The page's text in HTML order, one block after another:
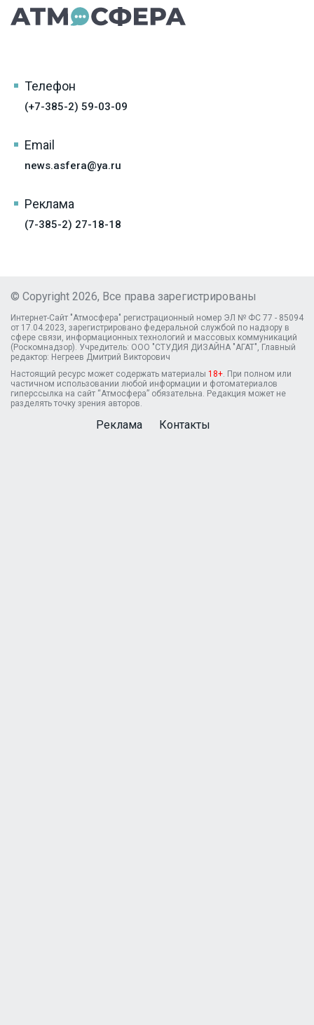
Телефон
(+7-385-2) 59-03-09
Email
news.asfera@ya.ru
Реклама
(7-385-2) 27-18-18
© Copyright 2026, Все права зарегистрированы
Интернет-Сайт "Атмосфера" регистрационный номер ЭЛ № ФС 77 - 85094
от 17.04.2023, зарегистрировано федеральной службой по надзору в
сфере связи, информационных технологий и массовых коммуникаций
(Роскомнадзор). Учредитель: ООО "СТУДИЯ ДИЗАЙНА "АГАТ", Главный
редактор: Негреев Дмитрий Викторович
Настоящий ресурс может содержать материалы 18+ . При полном или
частичном использовании любой информации и фотоматериалов
гиперссылка на сайт “Атмосфера” обязательна. Редакция может не
разделять точку зрения авторов.
Реклама Контакты